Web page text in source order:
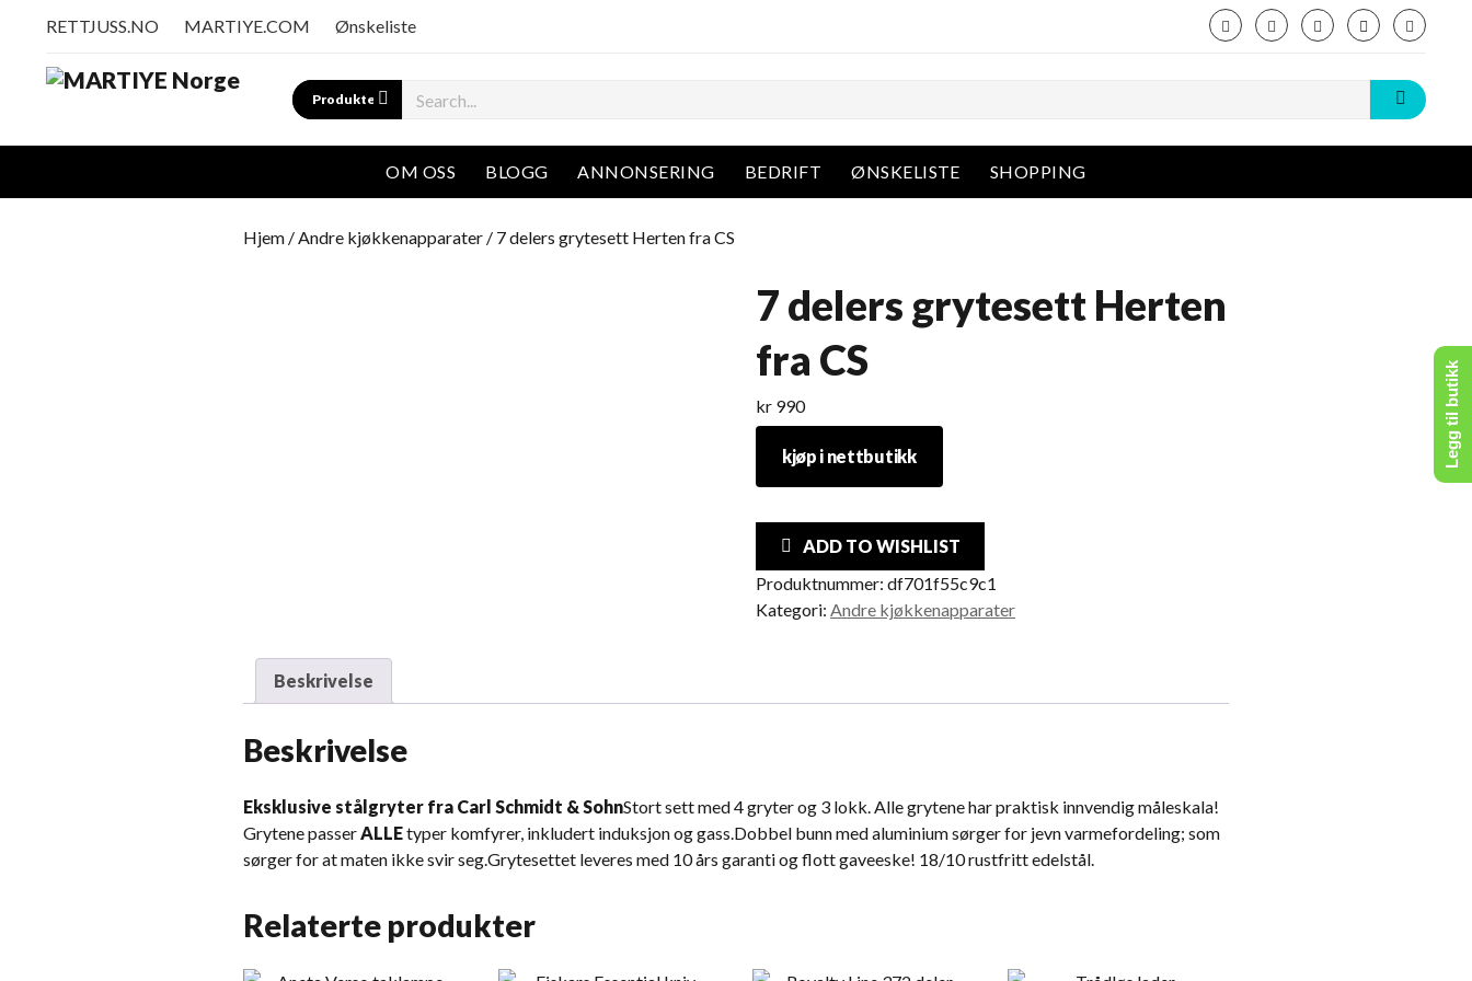
RETTJUSS.NO MARTIYE.COM Ønskeliste
Search
OM OSS BLOGG ANNONSERING BEDRIFT ØNSKELISTE SHOPPING
Hjem /Andre kjøkkenapparater / 7 delers grytesett Herten fra CS
7 delers grytesett Herten
fra CS
kr 990
kjøp i nettbutikk
ADD TO WISHLIST
Produktnummer: df701f55c9c1
Kategori: Andre kjøkkenapparater
Beskrivelse
Beskrivelse
Eksklusive stålgryter fra Carl Schmidt & SohnStort sett med 4 gryter og 3 lokk. Alle grytene har praktisk innvendig måleskala!
Grytene passer ALLEtyper komfyrer, inkludert induksjon og gass.Dobbel bunn med aluminium sørger for jevn varmefordeling; som
sørger for at maten ikke svir seg.Grytesettet leveres med 10 års garanti og flott gaveeske! 18/10 rustfritt edelstål.
Relaterte produkter
Legg til butikk